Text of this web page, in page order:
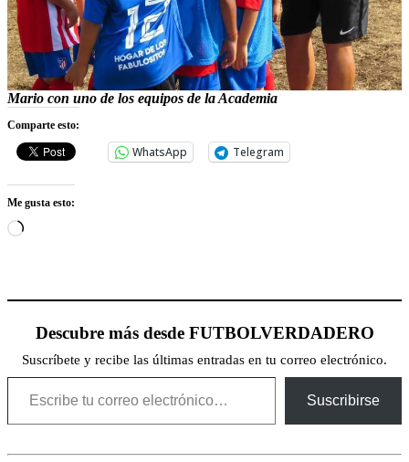
Mario con uno de los equipos de la Academia
Comparte esto:
WhatsApp Telegram
Me gusta esto:
Cargando...
Descubre más desde FUTBOLVERDADERO
Suscríbete y recibe las últimas entradas en tu correo electrónico.
Escribe tu correo electrónico…
Suscribirse